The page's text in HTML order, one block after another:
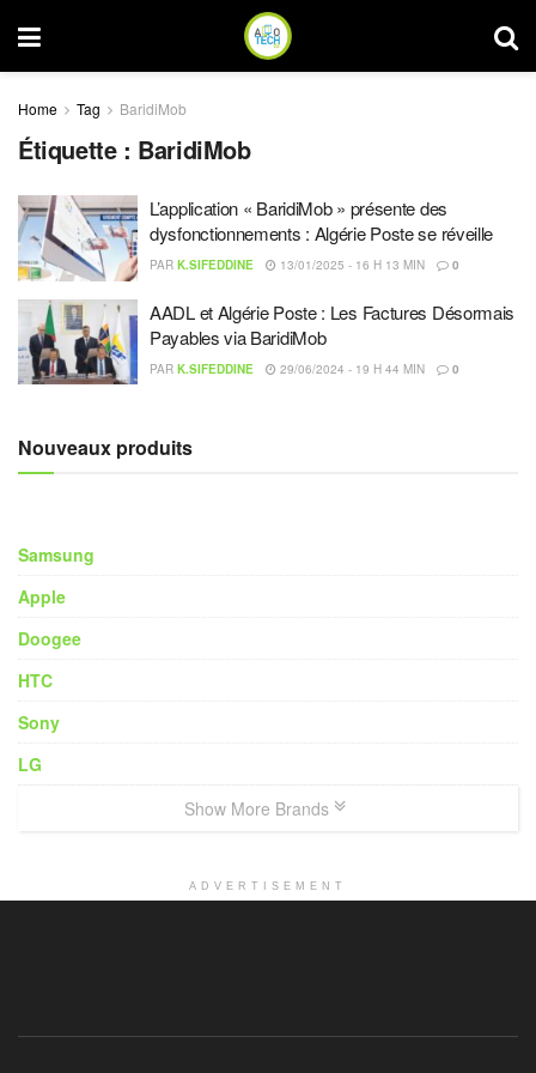
Home Tag BaridiMob
Étiquette : BaridiMob
L’application « BaridiMob » présente des
dysfonctionnements : Algérie Poste se réveille
PAR K.SIFEDDINE 13/01/2025 - 16 H 13 MIN 0
AADL et Algérie Poste : Les Factures Désormais
Payables via BaridiMob
PAR K.SIFEDDINE 29/06/2024 - 19 H 44 MIN 0
Nouveaux produits
Samsung
Apple
Doogee
HTC
Sony
LG
Show More Brands
ADVERTISEMENT